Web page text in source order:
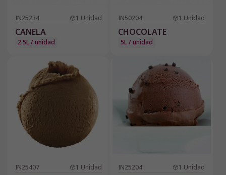
IN25234 1 Unidad
CANELA
2.5L / unidad
IN50204 1 Unidad
CHOCOLATE
5L / unidad
IN25407 1 Unidad IN25204 1 Unidad